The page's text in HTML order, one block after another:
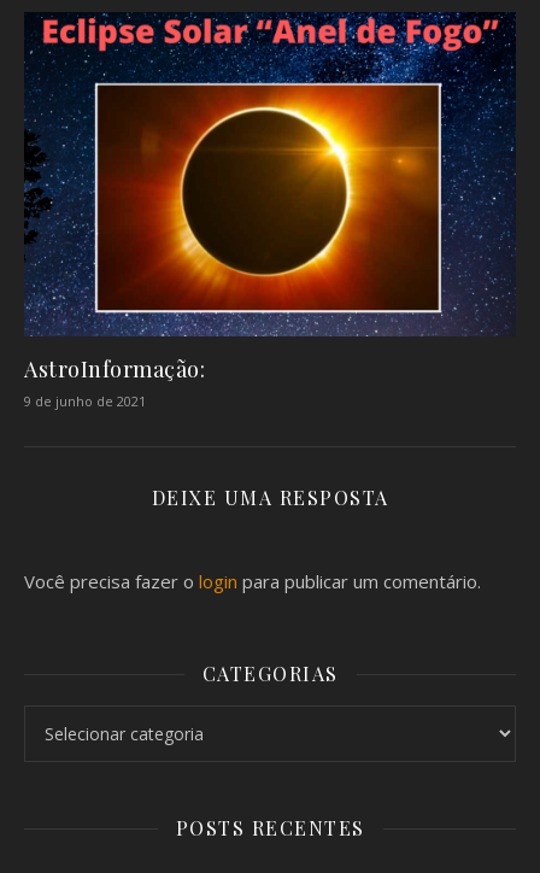
AstroInformação:
9 de junho de 2021
DEIXE UMA RESPOSTA
Você precisa fazer o login para publicar um comentário.
CATEGORIAS
POSTS RECENTES